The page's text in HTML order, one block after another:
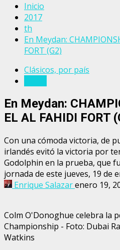
Inicio
2017
th
En Meydan:
FORT (G2)
Clásicos, por país
En Meydan:
EL AL FAHIDI FORT
Con una cómoda victoria, de
irlandés evitó la victoria por
Godolphin en la prueba, que
jornada de este jueves, 19 de
Enrique Salazarenero 19,
Colm O'Donoghue celebra la
Championship - Foto: Dubai
Watkins